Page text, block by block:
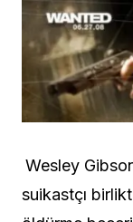
Wesley
suikastçı